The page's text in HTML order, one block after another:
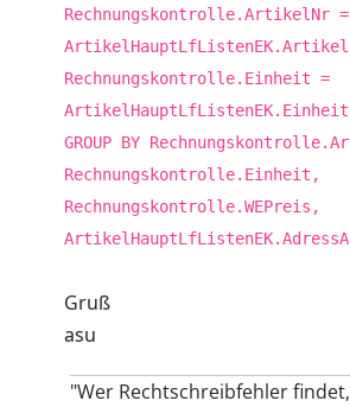
Rechnungskontrolle.ArtikelNr =
Rechnungskontrolle.Einheit =
ArtikelHauptLfListenEK.Einheit
GROUP BY
Rechnungskontrolle.Einheit,
Rechnungskontrolle.WEPreis,
Gruß
asu
"Wer Rechtschreibfehler